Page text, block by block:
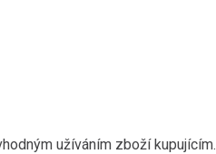
užíváním zboží kupujícím.